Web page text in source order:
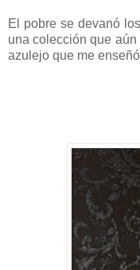
El pobre se devanó
una colección que aún
azulejo que me